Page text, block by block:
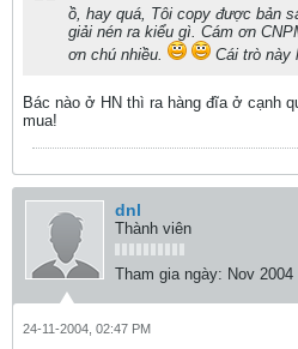
ồ, hay quá, Tôi copy được bản
giải nén ra kiểu gì. Cám ơn
ơn chú nhiều.
Cái trò này
Bác nào ở HN thì ra hàng đĩa ở cạnh
mua!
dnl
Thành viên
Tham gia ngày: Nov 2004
24-11-2004, 02:47 PM